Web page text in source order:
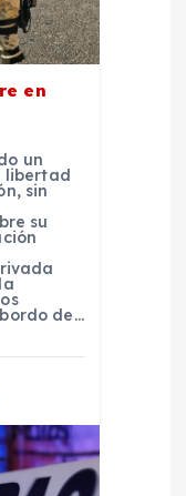
en
un
libertad
sin
su
de…